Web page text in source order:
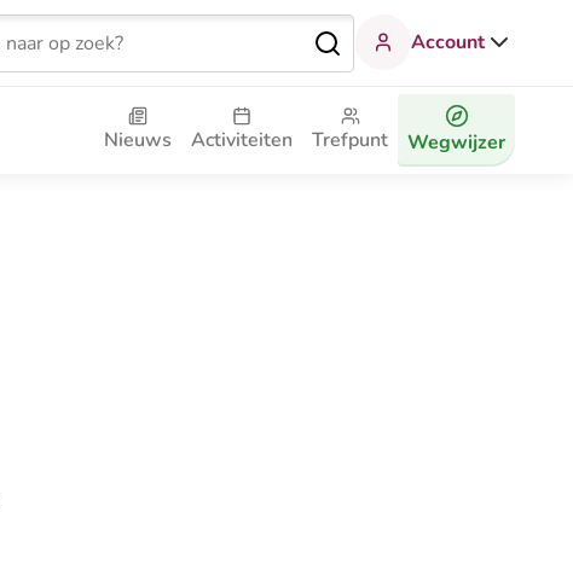
Account
Nieuws Activiteiten Trefpunt Wegwijzer